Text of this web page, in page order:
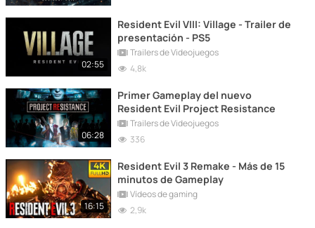
02:55
Resident Evil VIII: Village - Trailer de
presentación - PS5
Trailers de Videojuegos
4,8k
06:28
Primer Gameplay del nuevo
Resident Evil Project Resistance
Trailers de Videojuegos
336
16:15
Resident Evil 3 Remake - Más de 15
minutos de Gameplay
Vídeos de gaming
2,9k